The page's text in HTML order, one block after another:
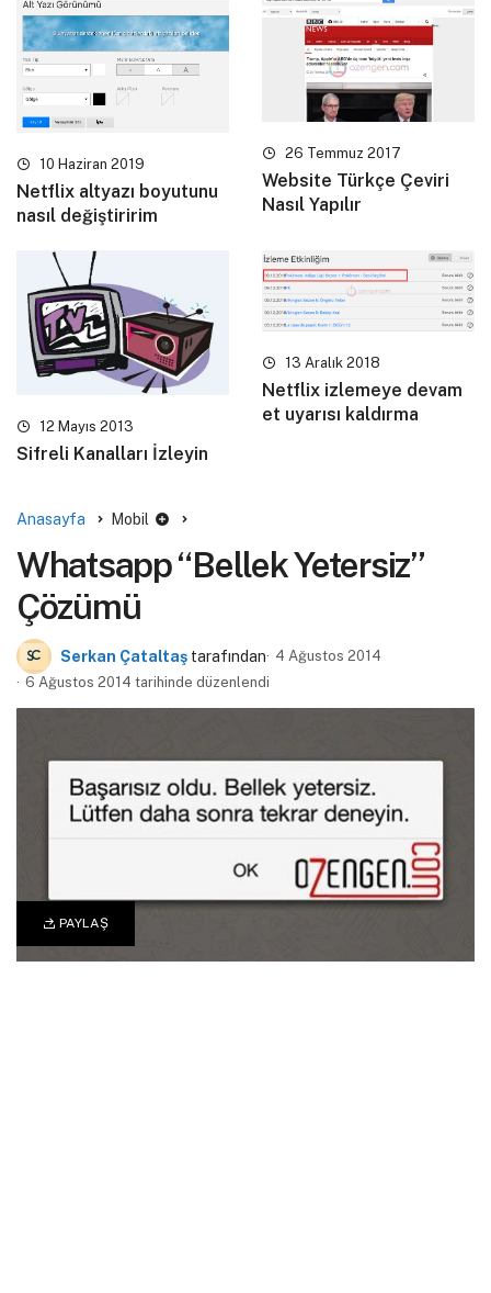
PAYLAŞ
10 Haziran 2019
Netflix altyazı boyutunu
nasıl değiştiririm
26 Temmuz 2017
Website Türkçe Çeviri
Nasıl Yapılır
12 Mayıs 2013
Sifreli Kanalları İzleyin
13 Aralık 2018
Netflix izlemeye devam
et uyarısı kaldırma
Anasayfa Mobil
Whatsapp “Bellek Yetersiz”
Çözümü
Serkan Çataltaş tarafından
4 Ağustos 2014
6 Ağustos 2014 tarihinde düzenlendi